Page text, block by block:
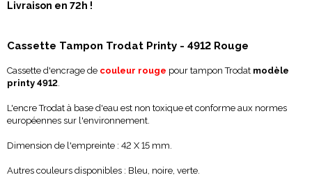
Livraison en 72h !
Cassette Tampon Trodat Printy - 4912 Rouge
Cassette d'encrage de couleur rouge pour tampon Trodat modèle
printy 4912.
L'encre Trodat à base d'eau est non toxique et conforme aux normes
européennes sur l'environnement.
Dimension de l'empreinte : 42 X 15 mm.
Autres couleurs disponibles : Bleu, noire, verte.